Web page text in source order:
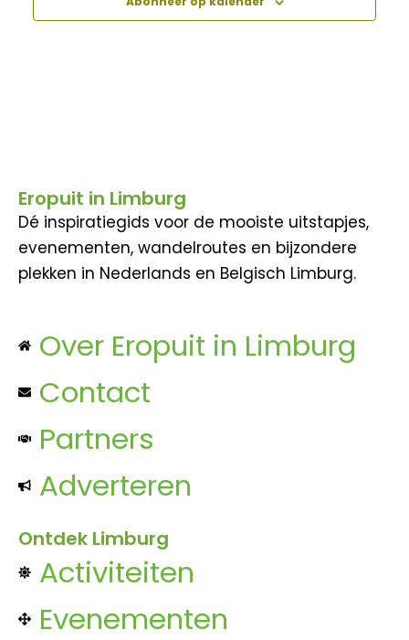
Eropuit in Limburg
Dé inspiratiegids voor de mooiste uitstapjes,
evenementen, wandelroutes en bijzondere
plekken in Nederlands en Belgisch Limburg.
Over Eropuit in Limburg
Contact
Partners
Adverteren
Ontdek Limburg
Activiteiten
Evenementen